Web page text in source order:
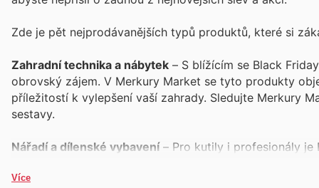
Zde je pět nejprodávanějších typů produktů, které si
Zahradní technika a nábytek – S blížícím se Black
obrovský zájem. V Merkury Market se tyto produkty
příležitostí k vylepšení vaší zahrady. Sledujte Merkury
sestavy.
Nářadí a dílenské vybavení– Pro kutily i profesionály je
brusky a další nezbytné nástroje. Prohlédněte si
Více